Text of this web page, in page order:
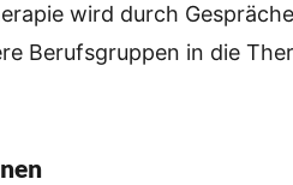
wird durch
Berufsgruppen in die